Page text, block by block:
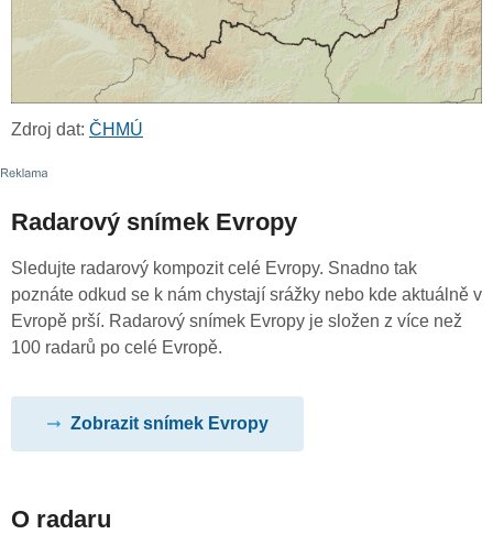
Zdroj dat: ČHMÚ
Radarový snímek Evropy
Sledujte radarový kompozit celé Evropy. Snadno tak
poznáte odkud se k nám chystají srážky nebo kde aktuálně v
Evropě prší. Radarový snímek Evropy je složen z více než
100 radarů po celé Evropě.
Zobrazit snímek Evropy
O radaru